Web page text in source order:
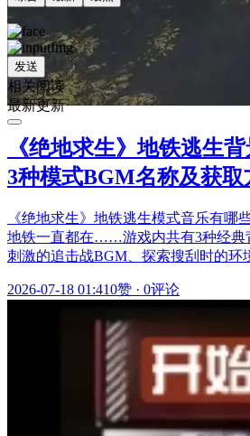
发送
相关阅读
最新更新
《绝地求生》地铁逃生
3种模式BGM名称及获取
《绝地求生》地铁逃生模式音乐有哪
地铁一直都在……游戏内共有3种经典
刺激的追击战BGM、探索搜刮时的
2026-07-18 01:410赞 · 0评论